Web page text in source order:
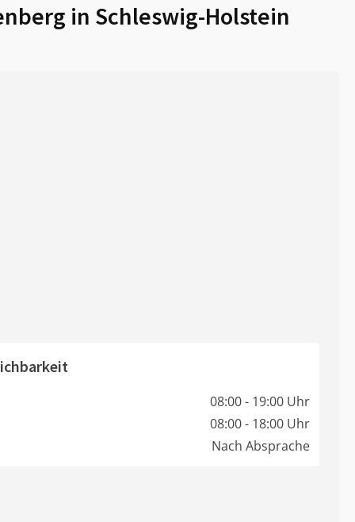
in Schleswig-Holstein
08:00 - 19:00 Uhr
08:00 - 18:00 Uhr
Nach Absprache